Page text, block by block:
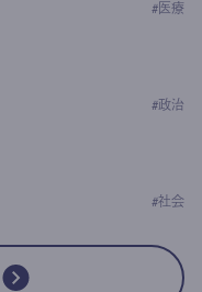
# 医療
#政治
#社会